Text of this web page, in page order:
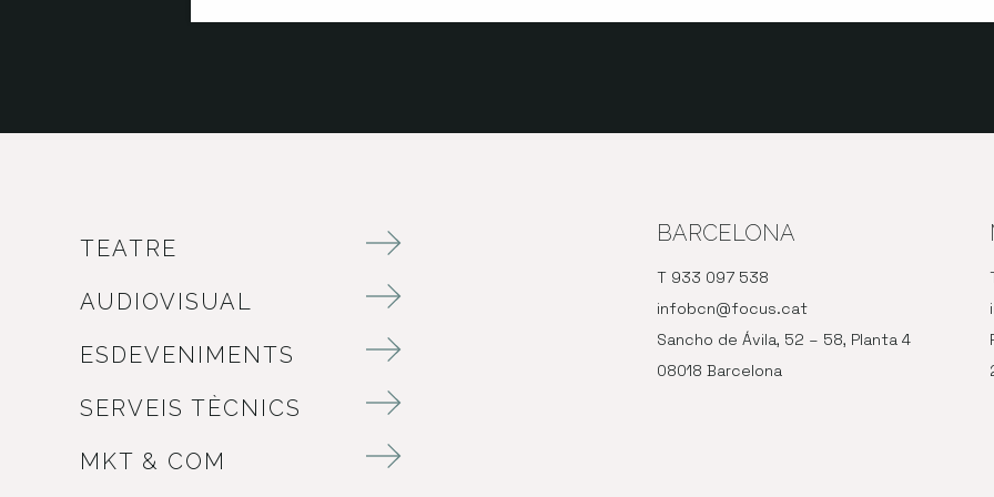
TEATRE
AUDIOVISUAL
ESDEVENIMENTS
SERVEIS TÈCNICS
MKT & COM
BARCELONA
T 933 097 538
infobcn@focus.cat
Sancho de Ávila, 52 – 58, Planta 4
08018 Barcelona